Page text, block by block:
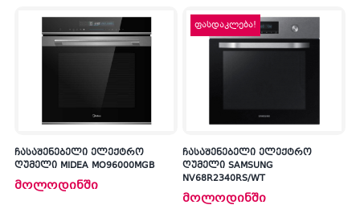
ჩასაშენებელი ელექტრო
ღუმელი MIDEA MO96000MGB
მოლოდინში
ფასდაკლება!
ჩასაშენებელი ელექტრო
ღუმელი SAMSUNG
NV68R2340RS/WT
მოლოდინში